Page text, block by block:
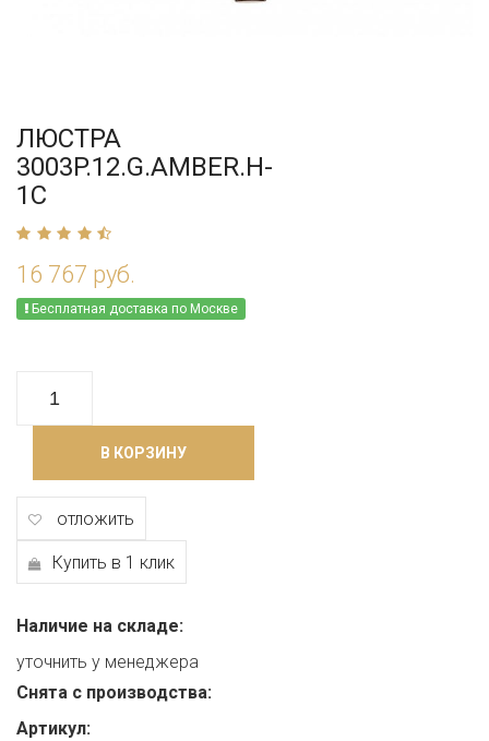
ЛЮСТРА
3003P.12.G.AMBER.H-
1C
16 767 руб.
Бесплатная доставка по Москве
В КОРЗИНУ
отложить
Купить в 1 клик
Наличие на складе:
уточнить у менеджера
Снята с производства:
Артикул: